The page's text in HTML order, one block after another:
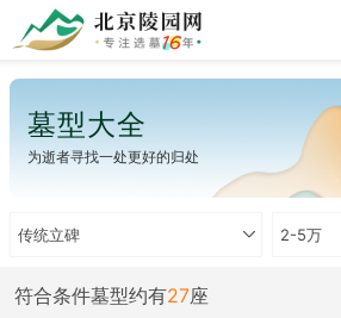
墓型大全
为逝者寻找一处更好的归处
传统立碑 2-5万
符合条件墓型约有27座